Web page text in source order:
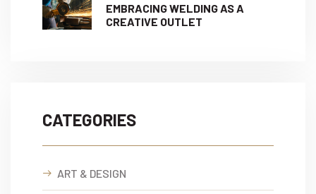
EMBRACING WELDING AS A
CREATIVE OUTLET
CATEGORIES
ART & DESIGN